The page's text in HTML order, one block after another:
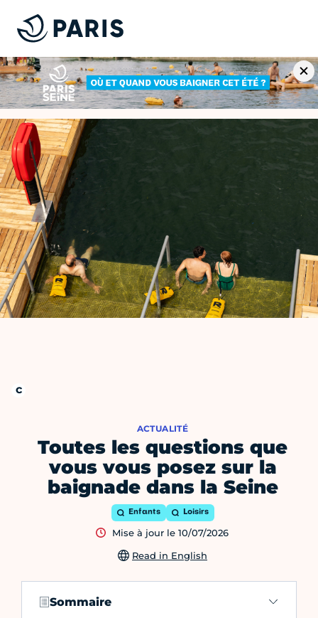
Toutes les questions que
vous vous posez sur la
baignade dans la Seine
ACTUALITÉ
Enfants Loisirs
Mise à jour le 10/07/2026
Read in English
Sommaire